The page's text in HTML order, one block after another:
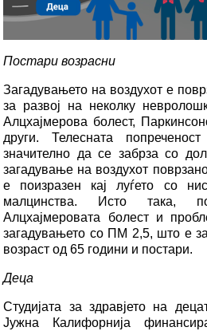
Постари возрасни
Загадувањето на воздухот е
за развој на неколку
Алцхајмерова болест,
други. Телесната
значително да се забрза со
загадување на воздухот
е поизразен кај луѓето со
малцинства. Исто така,
Алцхајмеровата болест и
загадувањето со ПМ 2,5, што е
возраст од 65 години и постари.
Деца
Студијата за здравјето на
Јужна Калифорнија